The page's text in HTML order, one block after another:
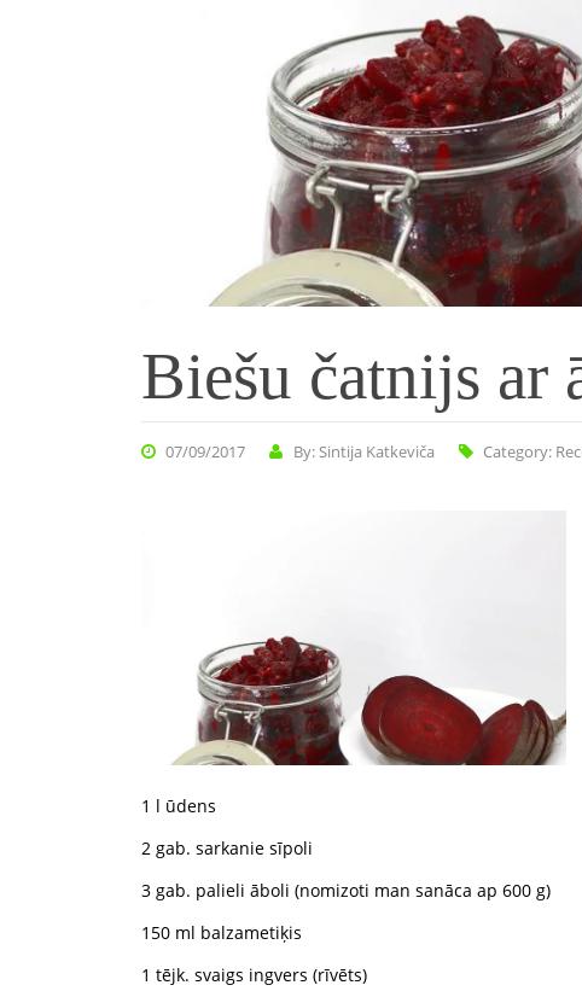
Biešu čatnijs ar
07/09/2017 By: Sintija Katkeviča Category:
1 l ūdens
2 gab. sarkanie sīpoli
3 gab. palieli āboli (nomizoti man sanāca ap 600 g)
150 ml balzametiķis
1 tējk. svaigs ingvers (rīvēts)